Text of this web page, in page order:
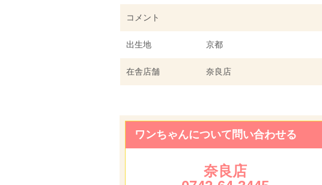
コメント
出生地 京都
在舎店舗 奈良店
ワンちゃんについて問い合わせる
奈良店